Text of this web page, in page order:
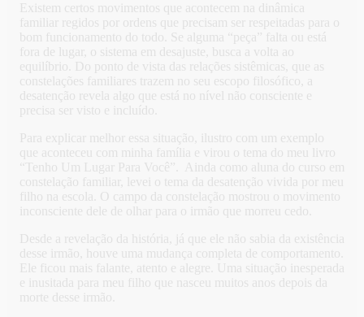
Existem certos movimentos que acontecem na dinâmica
familiar regidos por ordens que precisam ser respeitadas para o
bom funcionamento do todo. Se alguma “peça” falta ou está
fora de lugar, o sistema em desajuste, busca a volta ao
equilíbrio. Do ponto de vista das relações sistêmicas, que as
constelações familiares trazem no seu escopo filosófico, a
desatenção revela algo que está no nível não consciente e
precisa ser visto e incluído.
Para explicar melhor essa situação, ilustro com um exemplo
que aconteceu com minha família e virou o tema do meu livro
“Tenho Um Lugar Para Você”. Ainda como aluna do curso em
constelação familiar, levei o tema da desatenção vivida por meu
filho na escola. O campo da constelação mostrou o movimento
inconsciente dele de olhar para o irmão que morreu cedo.
Desde a revelação da história, já que ele não sabia da existência
desse irmão, houve uma mudança completa de comportamento.
Ele ficou mais falante, atento e alegre. Uma situação inesperada
e inusitada para meu filho que nasceu muitos anos depois da
morte desse irmão.